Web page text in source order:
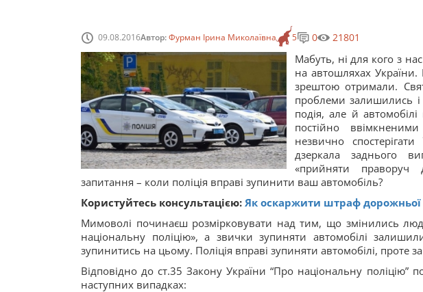
09.08.2016Автор:Фурман Ірина Миколаївна 5 0 21801
Мабуть, ні для кого з
на автошляхах України.
зрештою отримали.
проблеми залишились і
подія, але й автомобілі
постійно
незвично
дзеркала заднього
«прийняти
запитання – коли поліція вправі зупинити ваш автомобіль?
Користуйтесь консультацією: Як оскаржити штраф дорожньої
Мимоволі починаєш розмірковувати над тим, що змінились
національну поліцію», а звички зупиняти автомобілі
зупинитись на цьому. Поліція вправі зупиняти автомобілі, проте
Відповідно до ст.35 Закону України “Про національну поліцію”
наступних випадках: